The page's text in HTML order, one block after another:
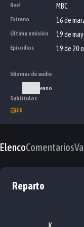
Red MBC
Estreno 16 de
Última emisión 19 de
Episodios 19 de 20
Idiomas de audio
Coreano
Subtítulos
ES
ElencoComentarios
Reparto